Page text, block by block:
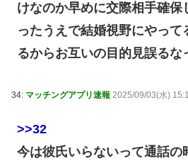
けなのか早めに交際相手確保
ったうえで結婚視野にやって
るからお互いの目的見誤るな
34: マッチングアプリ速報 2025/09/03(水)
>>32
今は彼氏いらないって通話の